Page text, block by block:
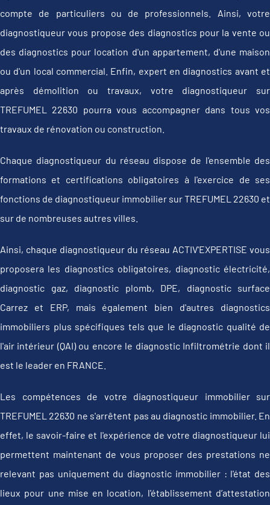
compte de particuliers ou de professionnels. Ainsi, votre
diagnostiqueur vous propose des diagnostics pour la vente ou
des diagnostics pour location d'un appartement, d'une maison
ou d'un local commercial. Enfin, expert en diagnostics avant et
après démolition ou travaux, votre diagnostiqueur sur
TREFUMEL 22630 pourra vous accompagner dans tous vos
travaux de rénovation ou construction.
Chaque diagnostiqueur du réseau dispose de l'ensemble des
formations et certifications obligatoires à l'exercice de ses
fonctions de diagnostiqueur immobilier sur TREFUMEL 22630 et
sur de nombreuses autres villes.
Ainsi, chaque diagnostiqueur du réseau ACTIV'EXPERTISE vous
proposera les diagnostics obligatoires, diagnostic électricité,
diagnostic gaz, diagnostic plomb, DPE, diagnostic surface
Carrez et ERP, mais également bien d'autres diagnostics
immobiliers plus spécifiques tels que le diagnostic qualité de
l'air intérieur (QAI) ou encore le diagnostic Infiltrométrie dont il
est le leader en FRANCE.
Les compétences de votre diagnostiqueur immobilier sur
TREFUMEL 22630 ne s'arrêtent pas au diagnostic immobilier. En
effet, le savoir-faire et l'expérience de votre diagnostiqueur lui
permettent maintenant de vous proposer des prestations ne
relevant pas uniquement du diagnostic immobilier : l'état des
lieux pour une mise en location, l'établissement d’attestation